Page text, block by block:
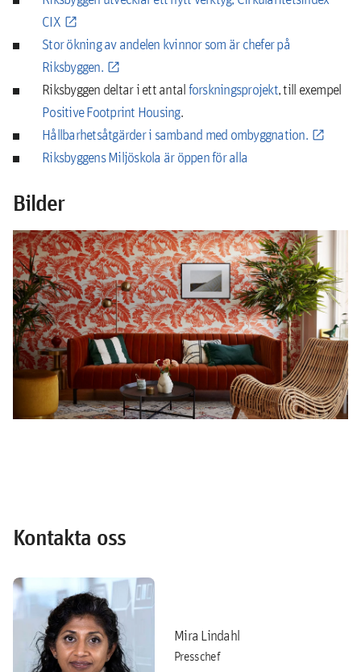
CIX
Stor ökning av andelen kvinnor som är chefer på
Riksbyggen.
Riksbyggen deltar i ett antalforskningsprojekt, till exempel
Positive Footprint Housing.
Hållbarhetsåtgärder i samband med ombyggnation.
Riksbyggens Miljöskola är öppen för alla
Bilder
Kontakta oss
Mira Lindahl
Presschef